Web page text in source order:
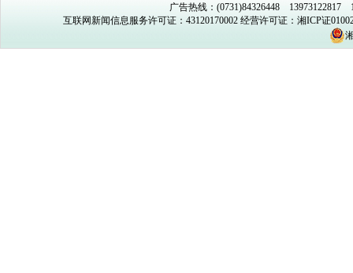
广告热线：(0731)84326448 13973122817
互联网新闻信息服务许可证：43120170002 经营许可证：湘ICP证